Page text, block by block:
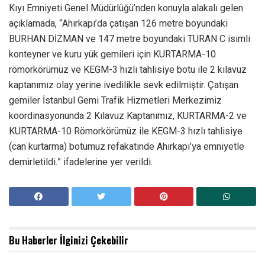
Kıyı Emniyeti Genel Müdürlüğü’nden konuyla alakalı gelen
açıklamada, “Ahırkapı’da çatışan 126 metre boyundaki
BURHAN DİZMAN ve 147 metre boyundaki TURAN C isimli
konteyner ve kuru yük gemileri için KURTARMA-10
römorkörümüz ve KEGM-3 hızlı tahlisiye botu ile 2 kılavuz
kaptanımız olay yerine ivedilikle sevk edilmiştir. Çatışan
gemiler İstanbul Gemi Trafik Hizmetleri Merkezimiz
koordinasyonunda 2 Kılavuz Kaptanımız, KURTARMA-2 ve
KURTARMA-10 Römorkörümüz ile KEGM-3 hızlı tahlisiye
(can kurtarma) botumuz refakatinde Ahırkapı’ya emniyetle
demirletildi.” ifadelerine yer verildi.
Bu Haberler İlginizi Çekebilir